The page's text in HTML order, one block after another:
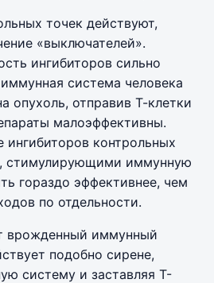
точек действуют,
«выключателей».
ингибиторов сильно
система человека
опухоль, отправив Т-клетки
малоэффективны.
ингибиторов контрольных
стимулирующими иммунную
гораздо эффективнее, чем
по отдельности.
врожденный иммунный
подобно сирене,
систему и заставляя Т-